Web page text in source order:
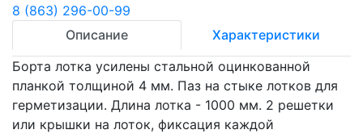
8 (863) 296-00-99
Описание
Характеристики
Борта лотка усилены стальной оцинкованной
планкой толщиной 4 мм. Паз на стыке лотков для
герметизации. Длина лотка - 1000 мм. 2 решетки
или крышки на лоток, фиксация каждой